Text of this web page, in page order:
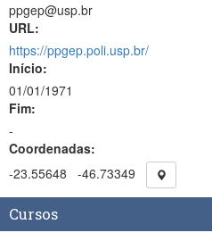
ppgep@usp.br
URL:
https://ppgep.poli.usp.br/
Início:
01/01/1971
Fim:
-
Coordenadas:
-23.55648
-46.73349
Cursos